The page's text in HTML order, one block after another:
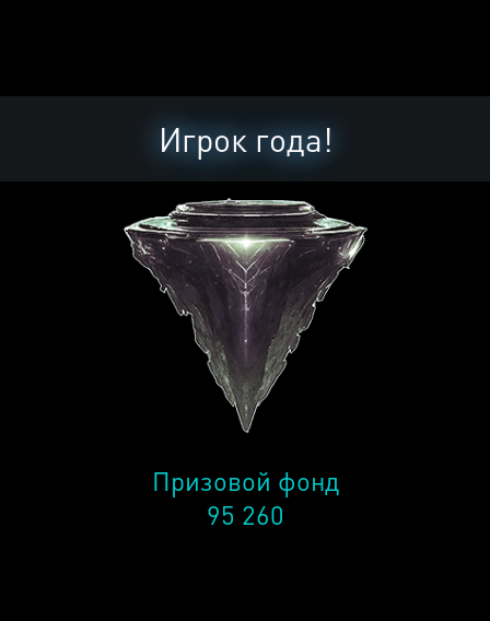
Игрок года!
Призовой фонд
95 260